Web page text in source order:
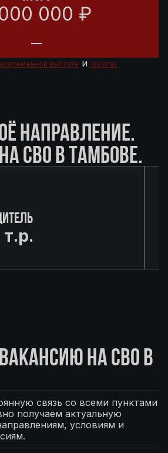
000 ₽
выплате и льготах
НАПРАВЛЕНИЕ.
СВО В ТАМБОВЕ.
т.р.
НА СВО В
связь со всеми пунктами
получаем актуальную
условиям и